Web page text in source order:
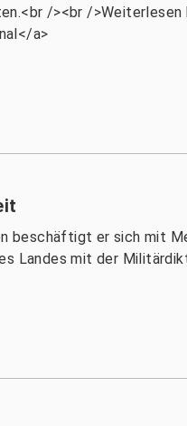
/><br />Weiterlesen
a>
beschäftigt er sich mit
Landes mit der